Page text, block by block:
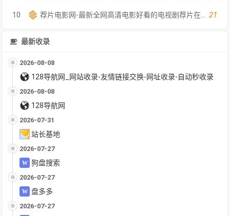
10 21
最新收录
2026-08-08
128导航网_网站收录-友情链接交换-网址收录-自动秒收录
2026-08-08
128导航网
2026-07-31
站长基地
2026-07-27
狗盘搜索
2026-07-27
盘多多
2026-07-27